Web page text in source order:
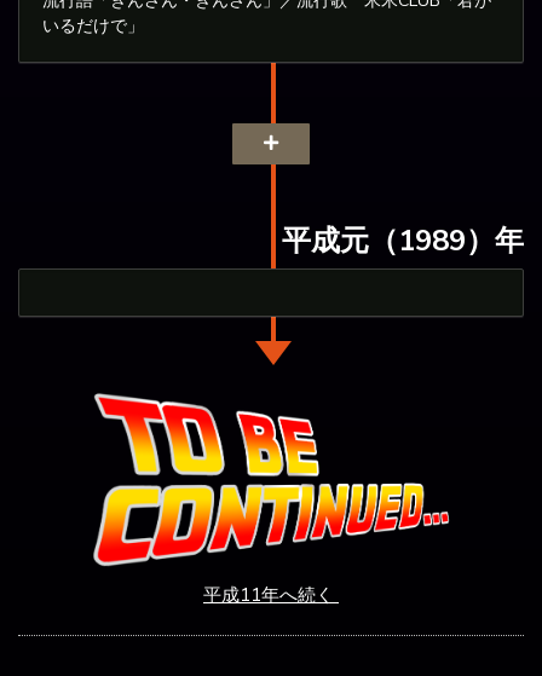
いるだけで」
平成元（1989）年
平成11年へ続く